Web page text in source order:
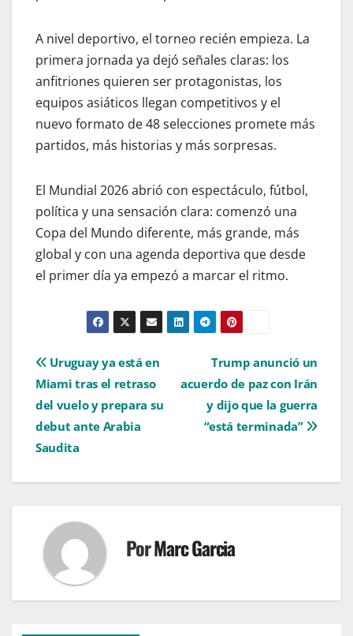
A nivel deportivo, el torneo recién empieza. La
primera jornada ya dejó señales claras: los
anfitriones quieren ser protagonistas, los
equipos asiáticos llegan competitivos y el
nuevo formato de 48 selecciones promete más
partidos, más historias y más sorpresas.
El Mundial 2026 abrió con espectáculo, fútbol,
política y una sensación clara: comenzó una
Copa del Mundo diferente, más grande, más
global y con una agenda deportiva que desde
el primer día ya empezó a marcar el ritmo.
Navegación
de
entradas
Trump anunció un
acuerdo de paz con Irán
y dijo que la guerra
“está terminada”
Uruguay ya está en
Miami tras el retraso
del vuelo y prepara su
debut ante Arabia
Saudita
PorMarc Garcia